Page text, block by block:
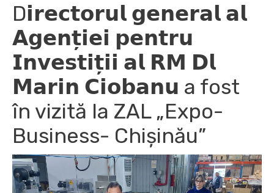
D𝗶𝗿𝗲𝗰𝘁𝗼𝗿𝘂𝗹 𝗴𝗲𝗻𝗲𝗿𝗮𝗹 𝗮𝗹
𝗔𝗴𝗲𝗻𝘁̦𝗶𝗲𝗶 𝗽𝗲𝗻𝘁𝗿𝘂
𝗜𝗻𝘃𝗲𝘀𝘁𝗶𝘁̦𝗶𝗶 𝗮𝗹 𝗥𝗠 𝗗𝗹
𝗠𝗮𝗿𝗶𝗻 𝗖𝗶𝗼𝗯𝗮𝗻𝘂 a fost
în vizită la ZAL „Expo-
Business- Chișinău”
v
e